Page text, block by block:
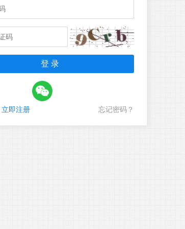
立即注册 忘记密码？